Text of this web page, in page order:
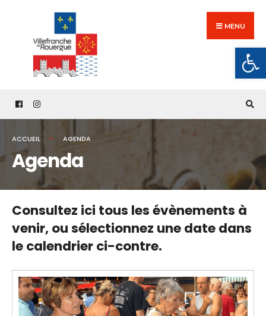
content
MENU
ACCUEIL AGENDA
Agenda
Consultez ici tous les évènements à
venir,ou sélectionnez une date dans
le calendrier ci-contre.